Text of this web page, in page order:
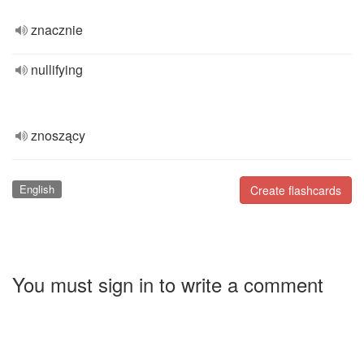
znacznie
nullifying
znoszący
Create flashcards
English
You must sign in to write a comment